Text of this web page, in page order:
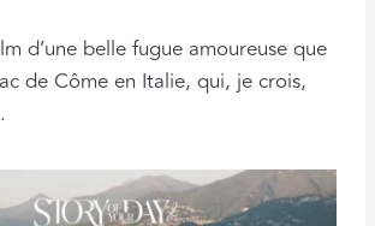
d’une belle fugue amoureuse que
de Côme en Italie, qui, je crois,